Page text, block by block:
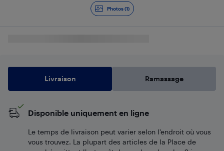
Photos (1)
Livraison Ramassage
Disponible uniquement en ligne
Le temps de livraison peut varier selon l'endroit où vous
vous trouvez. La plupart des articles de la Place de